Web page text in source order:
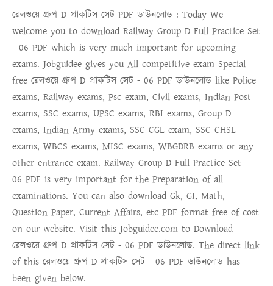
রেলওয়ে গ্রুপ D প্রাকটিস সেট PDF ডাউনলোড : Today We
welcome you to download Railway Group D Full Practice Set
- 06 PDF which is very much important for upcoming
exams. Jobguidee gives you All competitive exam Special
free রেলওয়ে গ্রুপ D প্রাকটিস সেট - 06 PDF ডাউনলোড like Police
exams, Railway exams, Psc exam, Civil exams, Indian Post
exams, SSC exams, UPSC exams, RBI exams, Group D
exams, Indian Army exams, SSC CGL exam, SSC CHSL
exams, WBCS exams, MISC exams, WBGDRB exams or any
other entrance exam. Railway Group D Full Practice Set -
06 PDF is very important for the Preparation of all
examinations. You can also download Gk, GI, Math,
Question Paper, Current Affairs, etc PDF format free of cost
on our website. Visit this Jobguidee.com to Download
রেলওয়ে গ্রুপ D প্রাকটিস সেট - 06 PDF ডাউনলোড. The direct link
of this রেলওয়ে গ্রুপ D প্রাকটিস সেট - 06 PDF ডাউনলোড has
been given below.